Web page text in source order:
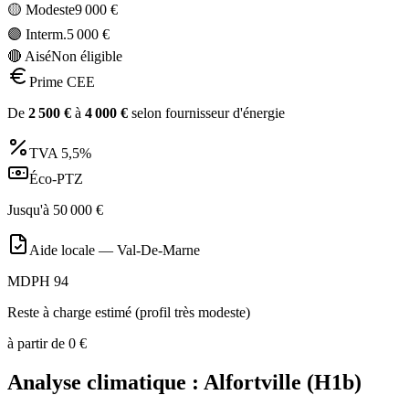
🟡 Modeste9 000 €
🟣 Interm.5 000 €
🔴 AiséNon éligible
Prime CEE
De 2 500 € à 4 000 € selon fournisseur d'énergie
TVA 5,5%
Éco-PTZ
Jusqu'à 50 000 €
Aide locale — Val-De-Marne
MDPH 94
Reste à charge estimé (profil très modeste)
à partir de 0 €
Analyse climatique : Alfortville (H1b)